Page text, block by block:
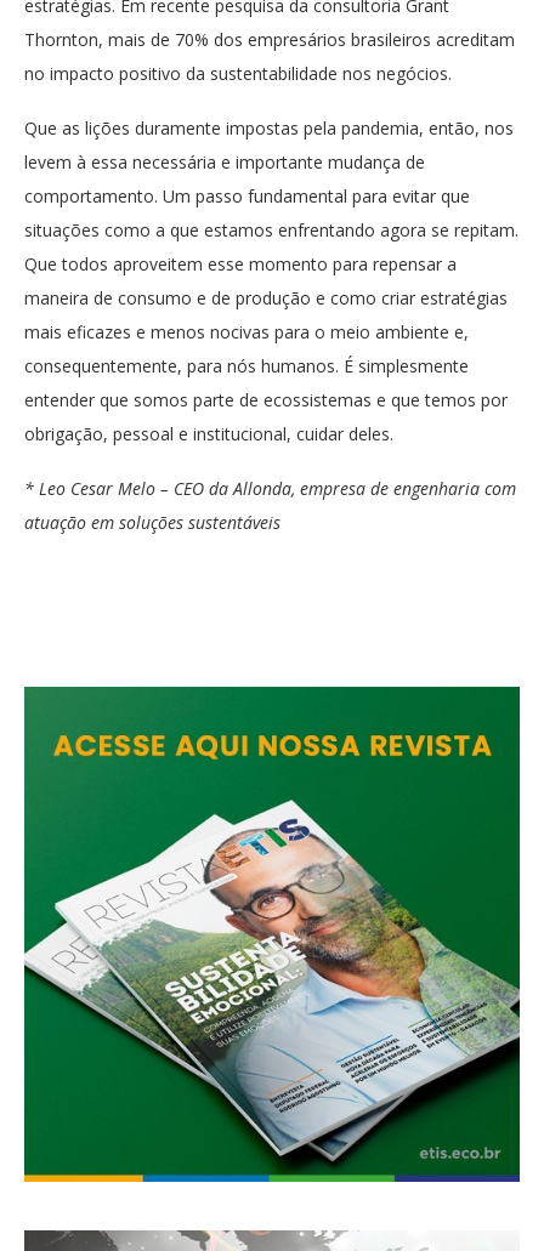
estratégias. Em recente pesquisa da consultoria Grant
Thornton, mais de 70% dos empresários brasileiros acreditam
no impacto positivo da sustentabilidade nos negócios.
Que as lições duramente impostas pela pandemia, então, nos
levem à essa necessária e importante mudança de
comportamento. Um passo fundamental para evitar que
situações como a que estamos enfrentando agora se repitam.
Que todos aproveitem esse momento para repensar a
maneira de consumo e de produção e como criar estratégias
mais eficazes e menos nocivas para o meio ambiente e,
consequentemente, para nós humanos. É simplesmente
entender que somos parte de ecossistemas e que temos por
obrigação, pessoal e institucional, cuidar deles.
* Leo Cesar Melo – CEO da Allonda, empresa de engenharia com
atuação em soluções sustentáveis